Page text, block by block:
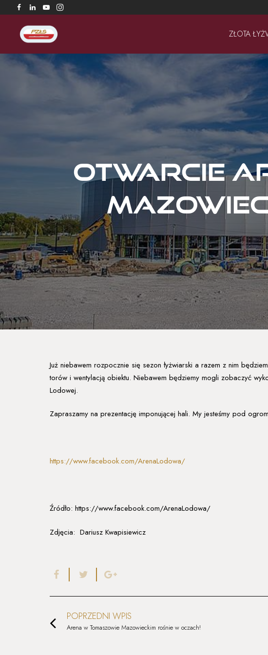
ZŁOTA
Otwarcie
Już niebawem rozpocznie się sezon łyżwiarski a razem z nim
torów i wentylacją obiektu. Niebawem będziemy mogli zobaczyć
Lodowej.
Zapraszamy na prezentację imponującej hali. My jesteśmy pod
https://www.facebook.com/ArenaLodowa/
Źródło: https://www.facebook.com/ArenaLodowa/
Zdjęcia: Dariusz Kwapisiewicz
POPRZEDNI WPIS
Arena w Tomaszowie Mazowieckim rośnie w oczach!